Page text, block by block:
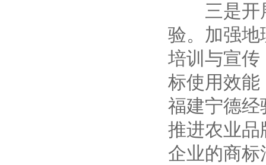
三是开
验。加强
培训与宣传
标使用效能
福建宁德经
推进农业品
企业的商